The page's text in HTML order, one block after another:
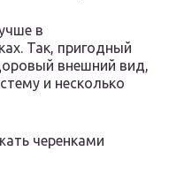
в
Так, пригодный
внешний вид,
и несколько
черенками